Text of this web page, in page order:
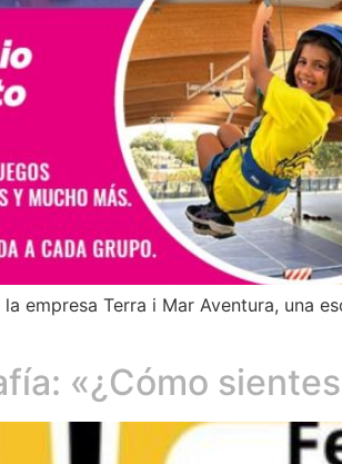
empresa Terra i Mar Aventura, una
«¿Cómo